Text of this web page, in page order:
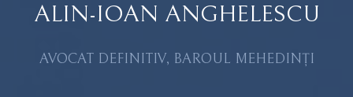
ALIN-IOAN ANGHELESCU
AVOCAT DEFINITIV, BAROUL MEHEDINȚI